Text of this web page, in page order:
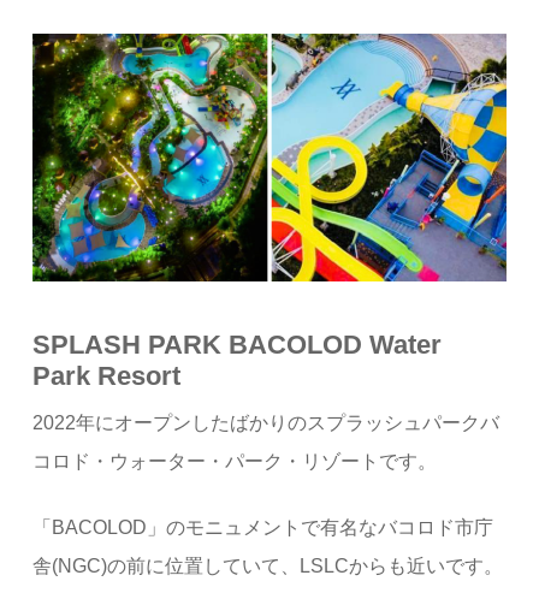
SPLASH PARK BACOLOD Water
Park Resort
2022年にオープンしたばかりのスプラッシュパークバ
コロド・ウォーター・パーク・リゾートです。
「BACOLOD」のモニュメントで有名なバコロド市庁
舎(NGC)の前に位置していて、LSLCからも近いです。